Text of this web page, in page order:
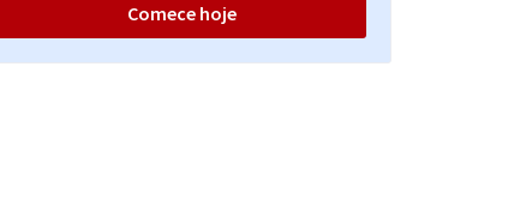
Comece hoje